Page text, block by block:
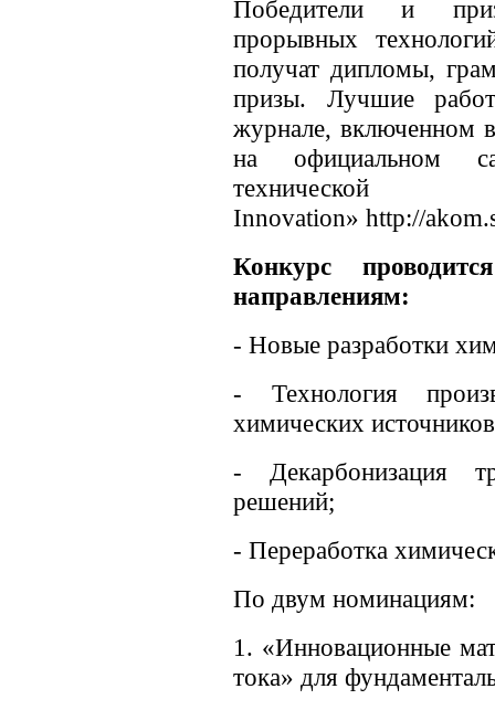
Победители и
прорывных
получат дипломы,
призы. Лучшие
журнале,
на официальном
технической
Innovation» http://
Конкурс
направлениям:
- Новые разработки
- Технология
химических
- Декарбонизация
решений;
- Переработка
По двум номинациям:
1. «Инновационные
тока» для